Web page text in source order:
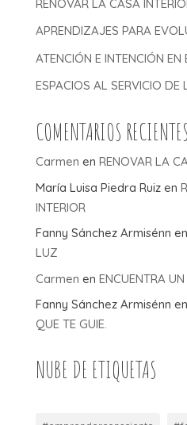
RENOVAR LA CASA
APRENDIZAJES PARA
ATENCIÓN E INTENCIÓN
ESPACIOS AL SERVICIO
COMENTARIOS RECIENTES
Carmen en RENOVAR LA
María Luisa Piedra Ruizen
INTERIOR
Fanny Sánchez Armisénn en
LUZ
Carmen en ENCUENTRA
Fanny Sánchez Armisénn en
QUE TE GUIE.
NUBE DE ETIQUETAS